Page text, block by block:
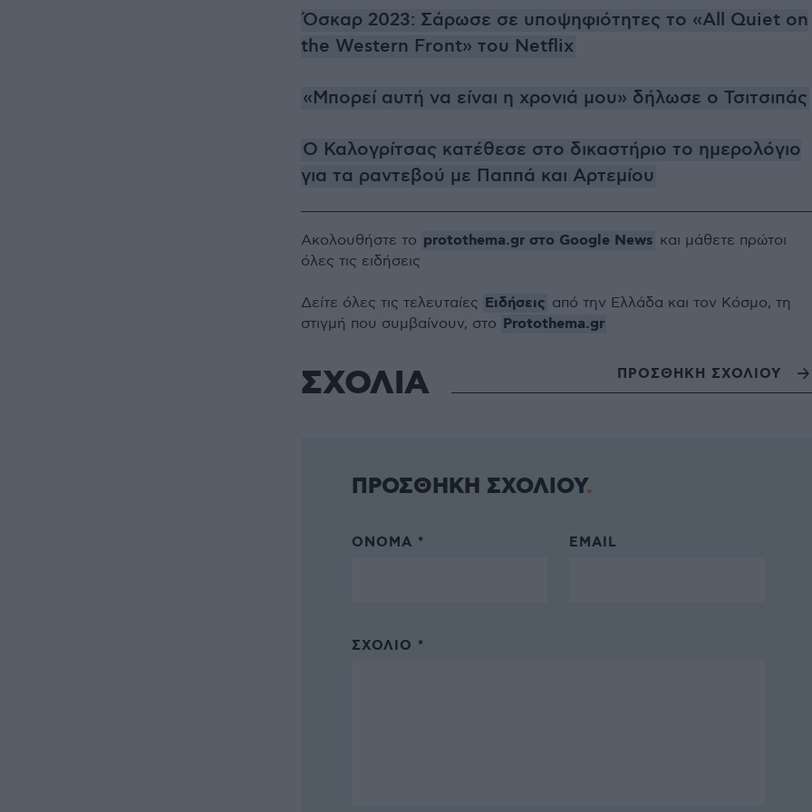
Όσκαρ 2023: Σάρωσε σε υποψηφιότητες το «All Quiet on
the Western Front» του Netflix
«Μπορεί αυτή να είναι η χρονιά μου» δήλωσε ο Τσιτσιπάς
O Καλογρίτσας κατέθεσε στο δικαστήριο το ημερολόγιο
για τα ραντεβού με Παππά και Αρτεμίου
Ακολουθήστε το protothema.gr στο Google News και μάθετε πρώτοι
όλες τις ειδήσεις
Δείτε όλες τις τελευταίες Ειδήσεις από την Ελλάδα και τον Κόσμο, τη
στιγμή που συμβαίνουν, στο Protothema.gr
ΣΧΟΛΙΑ ΠΡΟΣΘΗΚΗ ΣΧΟΛΙΟΥ
ΠΡΟΣΘΗΚΗ ΣΧΟΛΙΟΥ
ΌΝΟΜΑ * EMAIL
ΣΧΌΛΙΟ *